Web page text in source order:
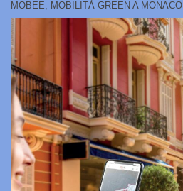
MOBEE, MOBILITÀ GREEN A MONACO